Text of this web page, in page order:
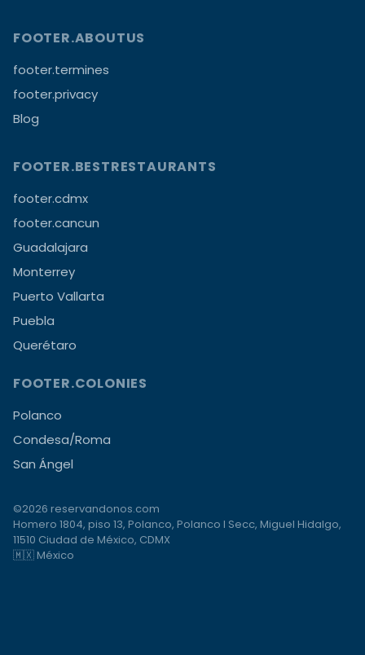
FOOTER.ABOUTUS
footer.termines
footer.privacy
Blog
FOOTER.BESTRESTAURANTS
footer.cdmx
footer.cancun
Guadalajara
Monterrey
Puerto Vallarta
Puebla
Querétaro
FOOTER.COLONIES
Polanco
Condesa/Roma
San Ángel
©2026 reservandonos.com
Homero 1804, piso 13, Polanco, Polanco I Secc, Miguel Hidalgo,
11510 Ciudad de México, CDMX
🇲🇽 México